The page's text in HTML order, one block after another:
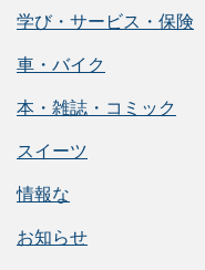
学び・サービス・保険
車・バイク
本・雑誌・コミック
スイーツ
情報な
お知らせ